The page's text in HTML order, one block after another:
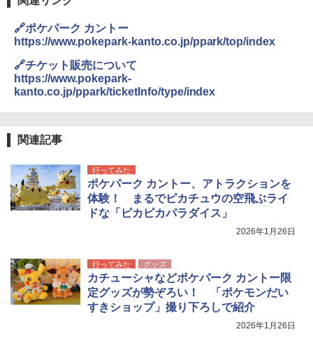
🔗ポケパーク カントー
https://www.pokepark-kanto.co.jp/ppark/top/index
🔗チケット販売について
https://www.pokepark-
kanto.co.jp/ppark/ticketInfo/type/index
関連記事
行ってみた
ポケパーク カントー、アトラクションを
体験！ まるでピカチュウの空飛ぶライ
ドな「ピカピカパラダイス」
2026年1月26日
行ってみた グッズ
カチューシャなどポケパーク カントー限
定グッズが勢ぞろい！ 「ポケモンだい
すきショップ」撮り下ろしで紹介
2026年1月26日